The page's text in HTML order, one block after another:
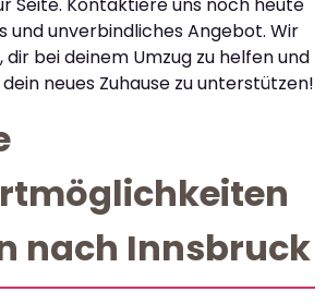
und unverbindliches Angebot. Wir
bei deinem Umzug zu helfen und
neues Zuhause zu unterstützen!
nach Innsbruck